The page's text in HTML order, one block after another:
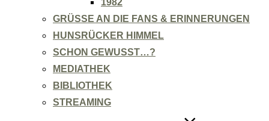
1982
GRÜSSE AN DIE FANS & ERINNERUNGEN
HUNSRÜCKER HIMMEL
SCHON GEWUSST…?
MEDIATHEK
BIBLIOTHEK
STREAMING